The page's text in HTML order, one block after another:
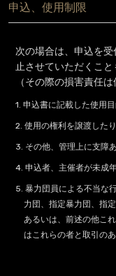
申込、使用制限
次の場合は、申込を
止させていただくこと
（その際の損害責任
1. 申込書に記載した使用
2. 使用の権利を譲渡した
3. その他、管理上に支障
4. 申込者、主催者が未成
5. 暴力団員による不当な
力団、指定暴力団、指
あるいは、前述の他こ
はこれらの者と取引の